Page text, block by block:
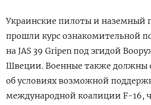
Украинские пилоты и наземный
прошли курс ознакомительной
на JAS 39 Gripen под эгидой
Швеции. Военные также должны
об условиях возможной
международной коалиции F-16,